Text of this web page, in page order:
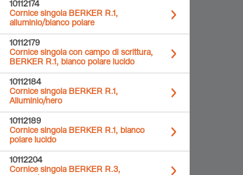
10112174
Cornice singola BERKER R.1,
alluminio/bianco polare
10112179
Cornice singola con campo di scrittura,
BERKER R.1, bianco polare lucido
10112184
Cornice singola BERKER R.1,
Alluminio/nero
10112189
Cornice singola BERKER R.1, bianco
polare lucido
10112204
Cornice singola BERKER R.3,